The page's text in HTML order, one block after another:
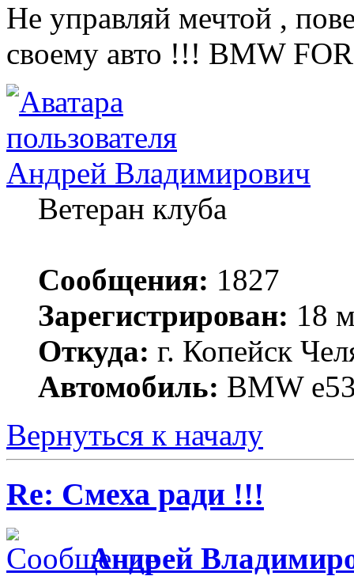
Не управляй мечтой ,
своему авто !!! BMW
Андрей Владимирович
Ветеран клуба
Сообщения: 1827
Зарегистрирован: 18
Откуда: г. Копейск
Автомобиль: BMW
Вернуться к началу
Re: Смеха ради !!!
Андрей